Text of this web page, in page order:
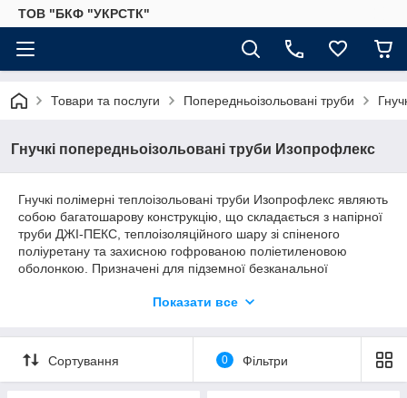
ТОВ "БКФ "УКРСТК"
Товари та послуги Попередньоізольовані труби
Гнучкі попередньоізольовані труби Изопрофлекс
Гнучкі полімерні теплоізольовані труби Изопрофлекс являють
собою багатошарову конструкцію, що складається з напірної
труби ДЖІ-ПЕКС, теплоізоляційного шару зі спіненого
поліуретану та захисною гофрованою поліетиленовою
оболонкою. Призначені для підземної безканальної
холодного водопостачання. Забезпечують рівень теплових
в різних геологічних умовах з сейсмічністю до 9 балів,
оскільки вони володіють значною гнучкістю. Укладання можна
виробляти без врахування теплового розширення труб, не
Показати все
Сортування 0 Фільтри